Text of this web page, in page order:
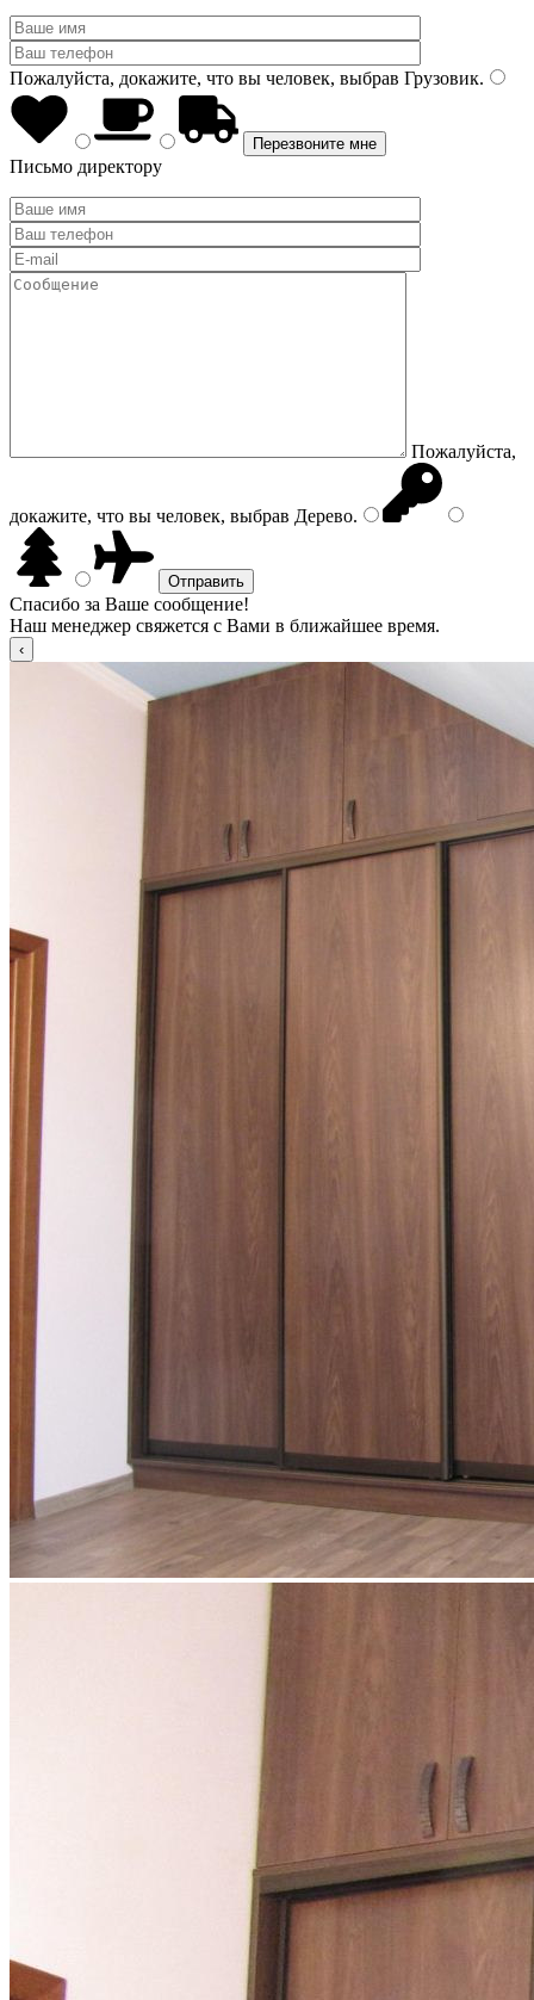
Пожалуйста, докажите, что вы человек, выбрав Грузовик.
Письмо директору
Пожалуйста,
докажите, что вы человек, выбрав Дерево.
Спасибо за Ваше сообщение!
Наш менеджер свяжется с Вами в ближайшее время.